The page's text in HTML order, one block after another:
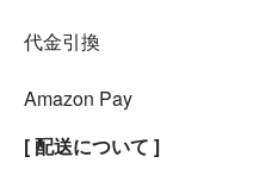
代金引換
Amazon Pay
[ 配送について ]